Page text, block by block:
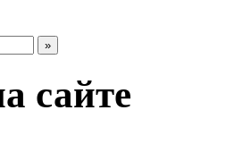
сайте